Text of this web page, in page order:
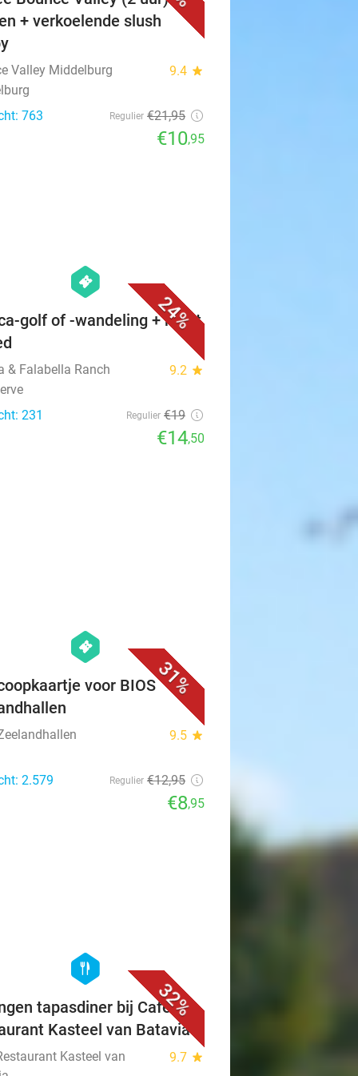
+ verkoelende slush
Valley Middelburg 9.4 star
763
Regulier €21,95
€10,95
24%
hexagon
events
golf of -wandeling + meet
& Falabella Ranch 9.2 star
231
Regulier €19
€14,50
31%
hexagon
events
voor BIOS
9.5 star
2.579
Regulier €12,95
€8,95
32%
hexagon
food
tapasdiner bij Café
Kasteel van Batavia
Kasteel van
9.7 star